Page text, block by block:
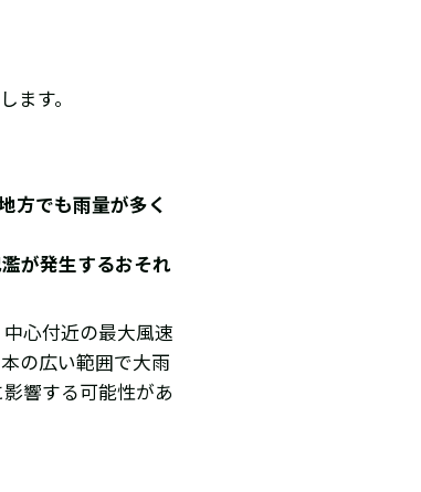
す。
方でも雨量が多く
が発生するおそれ
心付近の最大風速
の広い範囲で大雨
響する可能性があ